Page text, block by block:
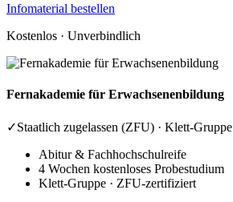
Infomaterial bestellen
Kostenlos · Unverbindlich
Fernakademie für Erwachsenenbildung
✓Staatlich zugelassen (ZFU) · Klett-Gruppe
Abitur & Fachhochschulreife
4 Wochen kostenloses Probestudium
Klett-Gruppe · ZFU-zertifiziert